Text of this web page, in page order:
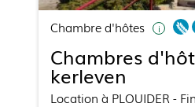
Chambre d'hôtes
Chambres
kerleven
Location à PLOUIDER -